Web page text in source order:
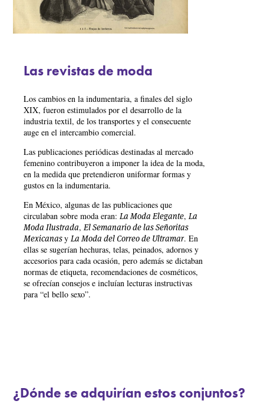
Las revistas de moda
Los cambios en la indumentaria, a finales del siglo
XIX, fueron estimulados por el desarrollo de la
industria textil, de los transportes y el consecuente
auge en el intercambio comercial.
Las publicaciones periódicas destinadas al mercado
femenino contribuyeron a imponer la idea de la moda,
en la medida que pretendieron uniformar formas y
gustos en la indumentaria.
En México, algunas de las publicaciones que
circulaban sobre moda eran: La Moda Elegante, La
Moda Ilustrada, El Semanario de las Señoritas
Mexicanasy La Moda del Correo de Ultramar. En
ellas se sugerían hechuras, telas, peinados, adornos y
accesorios para cada ocasión, pero además se dictaban
normas de etiqueta, recomendaciones de cosméticos,
se ofrecían consejos e incluían lecturas instructivas
para “el bello sexo”.
¿Dónde se adquirían estos conjuntos?